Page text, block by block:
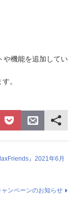
や機能を追加してい
。
』2021年6月
ャンペーンのお知らせ